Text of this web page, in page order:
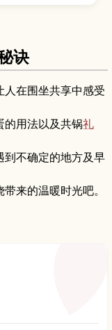
诀
在围坐共享中感受
的用法以及共锅礼
到不确定的地方及早
来的温暖时光吧。